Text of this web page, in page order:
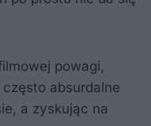
powagi,
absurdalne
a zyskując na